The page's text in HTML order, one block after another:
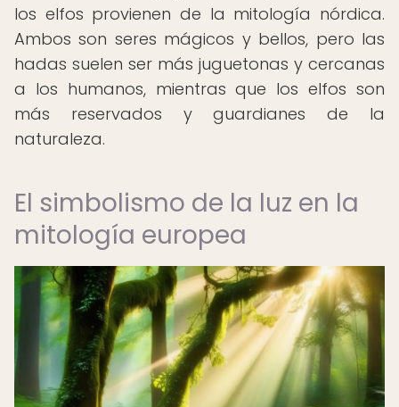
los elfos provienen de la mitología nórdica.
Ambos son seres mágicos y bellos, pero las
hadas suelen ser más juguetonas y cercanas
a los humanos, mientras que los elfos son
más reservados y guardianes de la
naturaleza.
El simbolismo de la luz en la
mitología europea